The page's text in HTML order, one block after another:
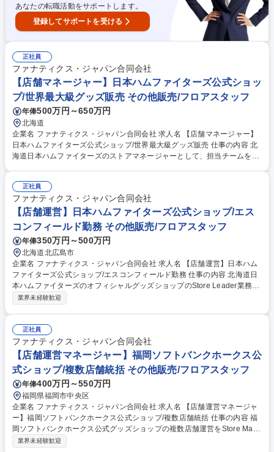
あなたの転職活動をサポートします。
登録してサポートを受ける
正社員
ファナティクス・ジャパン合同会社
【店舗マネージャー】日本ハムファイターズ公式ショッ
プ/世界最大級グッズ販売 その他販売/フロアスタッフ
年俸500万円～650万円
北海道
企業名 ファナティクス・ジャパン合同会社 求人名 【店舗マネージャー】
日本ハムファイターズ公式ショップ/世界最大級グッズ販売 仕事の内容 北
海道日本ハムファイターズのストアマネージャーとして、担当チームをは
との定例や合意形成、現場情報の社内共有 【現場運営】売場や運営課題の
抽出、施策の設計・実行・検証、トラブル対応 【数値管理】売上計画・予
算管理、KPI策定、改善アクションの主導 【他部門協業】MD・マーケ等
と連携した販促や売場づくり、在庫方針の決定 【運営・マネジメント】シ
フト・人員配置、SOP整備、スタッフ育成やベンダー管理 募集職種 【店
舗マネージャー】日本ハムファイターズ公式ショップ/世界最大級グッズ販
売
正社員
ファナティクス・ジャパン合同会社
【店舗運営】日本ハムファイターズ公式ショップ/エス
コンフィールド勤務 その他販売/フロアスタッフ
年俸350万円～500万円
北海道北広島市
企業名 ファナティクス・ジャパン合同会社 求人名 【店舗運営】日本ハム
ファイターズ公式ショップ/エスコンフィールド勤務 仕事の内容 北海道日
本ハムファイターズのオフィシャルグッズショップのStore Leader業務を
お任せします。試合日における店舗運営やイベント運営、スタッフ指導育
店舗）、ショップスタッフの指導・育成、店舗オペレーションの改善指導
【Store Operation業務】人流分析/コンフォート分析、オペレーション最
適化、売場作り/商品陳列、店頭販促PLANの実行 【業務内容の変更範囲】
当社の指定する業務 募集職種 【店舗運営】日本ハムファイターズ公式シ
ョップ/エスコンフィールド勤務
業界未経験歓迎
正社員
ファナティクス・ジャパン合同会社
【店舗運営マネージャー】福岡ソフトバンクホークス公
式ショップ/複数店舗統括 その他販売/フロアスタッフ
年俸400万円～550万円
福岡県福岡市中央区
企業名 ファナティクス・ジャパン合同会社 求人名 【店舗運営マネージャ
ー】福岡ソフトバンクホークス公式ショップ/複数店舗統括 仕事の内容 福
岡ソフトバンクホークス公式グッズショップの複数店舗運営をStore Man
agerと連携してリードする仕事です。試合日・イベント日の現場指揮から
業界未経験歓迎